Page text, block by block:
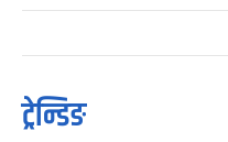
ट्रेन्डिङ